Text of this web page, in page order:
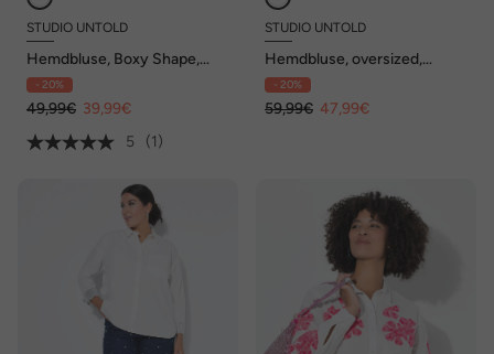
STUDIO UNTOLD
Hemdbluse, Boxy Shape,
Hearts-Print
- 20%
49,99€ 39,99€
5
(1)
STUDIO UNTOLD
Hemdbluse, oversized,
Seersucker, Streifen
- 20%
59,99€ 47,99€